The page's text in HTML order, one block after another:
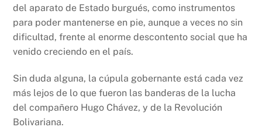
del aparato de Estado burgués, como instrumentos
para poder mantenerse en pie, aunque a veces no sin
dificultad, frente al enorme descontento social que ha
venido creciendo en el país.
Sin duda alguna, la cúpula gobernante está cada vez
más lejos de lo que fueron las banderas de la lucha
del compañero Hugo Chávez, y de la Revolución
Bolivariana.